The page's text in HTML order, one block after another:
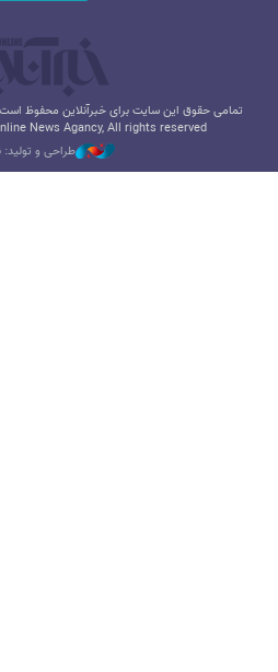
تمامی حقوق این سایت برای خبرآنلاین محفوظ
News Agancy, All rights reserved
طراحی و تولید: